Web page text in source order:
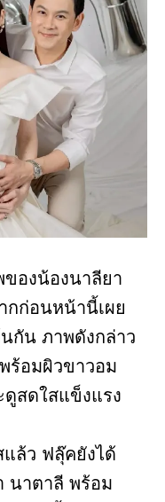
องน้องนาลียา
กก่อนหน้านี้เผย
กัน ภาพดังกล่าว
ร้อมผิวขาวอม
สดใสแข็งแรง
ล้ว ฟลุ๊คยังได้
นาตาลี พร้อม